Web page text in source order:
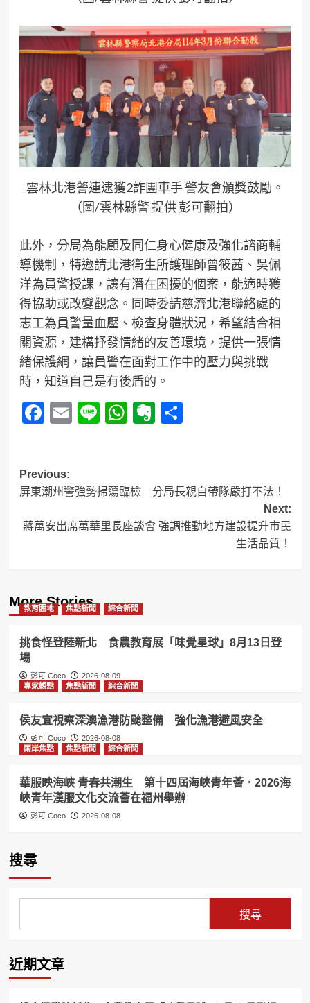
雲林北港警連逮獲2詐團車手 警友會頒獎鼓勵。
（圖/雲林縣警 提供 彭可翻拍）
此外，分局為能顧及同仁身心健康及強化諮商輔
導機制，特邀請北港衛生所護理師曾筱茜、吳佩
洋為員警授課，讓有潛在困擾的個案，能適時獲
得協助或改變觀念。同時委請慈濟北港聯絡處的
志工為員警量血壓、檢查身體狀況，希望結合相
關資源，建構抒發情緒的友善環境，提供一張情
緒保護網，讓員警在面對工作中的壓力與挑戰
時，知道自己是有後盾的。
Facebook
Email
LineWhatsApp
Evernote
分
Post
navigation
Previous:
屏東潮州警強勢掃蕩臨檢 分局長親自帶隊嚴打不法！
Next:
蔣萬安出席萬華里長座談會 強調推動地方建設提升市民
生活品質！
More Stories
教育園地 焦點新聞 綜合新聞
挑食怪登陸新北 食農教育展「味覺星球」8月13日登
場
彭可 Coco
2026-08-09
專家觀點
焦點新聞 綜合新聞
侯友宜視察深澳漁港防颱整備 強化漁港避風安全
彭可 Coco
2026-08-08
兩岸焦點
焦點新聞 綜合新聞
華服映海峽 青春共潮生 第十四屆海峽青年薈．2026海
峽青年漢服文化交流薈在福州舉辦
彭可 Coco 2026-08-08
搜尋
搜尋
近期文章